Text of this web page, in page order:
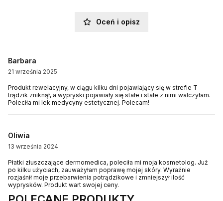
Oceń i opisz
Barbara
21 września 2025
Produkt rewelacyjny, w ciągu kilku dni pojawiający się w strefie T
trądzik zniknął, a wypryski pojawiały się stałe i stałe z nimi walczyłam.
Poleciła mi lek medycyny estetycznej. Polecam!
Oliwia
13 września 2024
Płatki złuszczające dermomedica, poleciła mi moja kosmetolog. Już
po kilku użyciach, zauważyłam poprawę mojej skóry. Wyraźnie
rozjaśnił moje przebarwienia potrądzikowe i zmniejszył ilość
wyprysków. Produkt wart swojej ceny.